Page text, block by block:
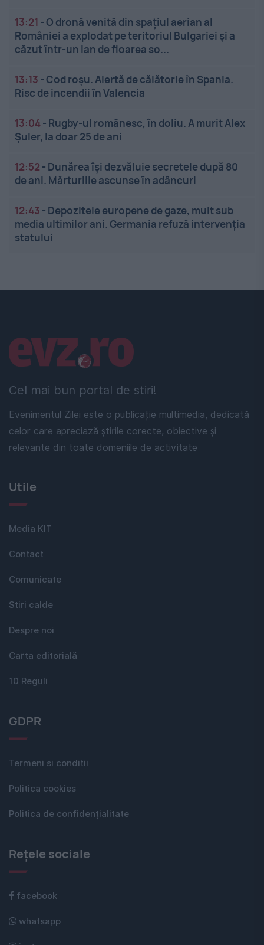
13:21 -O dronă venită din spațiul aerian al
României a explodat pe teritoriul Bulgariei și a
căzut într-un lan de floarea so...
13:13 -Cod roșu. Alertă de călătorie în Spania.
Risc de incendii în Valencia
13:04- Rugby-ul românesc, în doliu. A murit Alex
Șuler, la doar 25 de ani
12:52 - Dunărea își dezvăluie secretele după 80
de ani. Mărturiile ascunse în adâncuri
12:43 - Depozitele europene de gaze, mult sub
media ultimilor ani. Germania refuză intervenția
statului
Cel mai bun portal de stiri!
Evenimentul Zilei este o publicație multimedia, dedicată
celor care apreciază știrile corecte, obiective și
relevante din toate domeniile de activitate
Linkuri utile
Utile
Media KIT
Contact
Comunicate
Stiri calde
Despre noi
Carta editorială
10 Reguli
GDPR
Termeni si conditii
Politica cookies
Politica de confidențialitate
Rețele sociale
facebook
whatsapp